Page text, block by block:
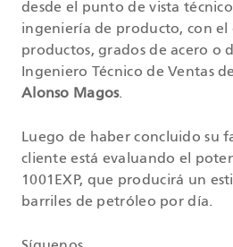
desde el punto de vista
ingeniería de producto, con el
productos, grados de acero o
Ingeniero Técnico de Ventas
Alonso Magos.
Luego de haber concluido su
cliente está evaluando el
1001EXP, que producirá un
barriles de petróleo por día.